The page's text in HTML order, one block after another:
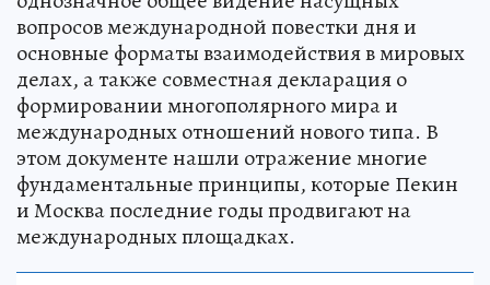
вопросов международной повестки дня и
основные форматы взаимодействия в мировых
делах, а также совместная декларация о
формировании многополярного мира и
международных отношений нового типа. В
этом документе нашли отражение многие
фундаментальные принципы, которые Пекин
и Москва последние годы продвигают на
международных площадках.